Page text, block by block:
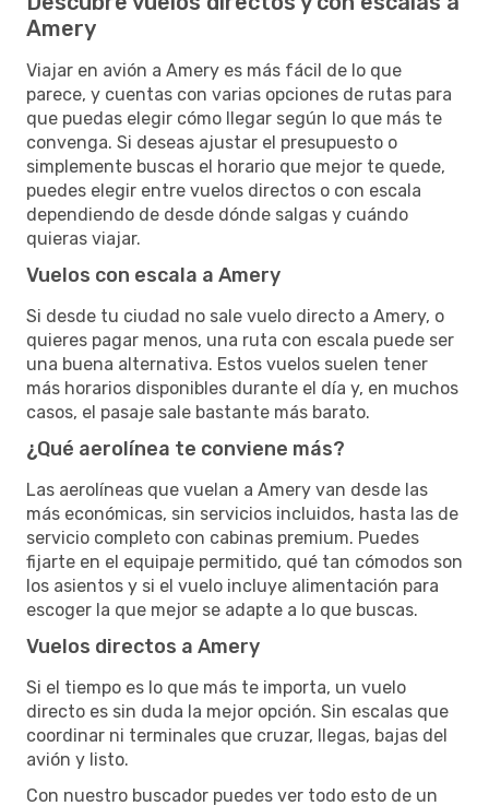
Amery
Viajar en avión a Amery es más fácil de lo que
parece, y cuentas con varias opciones de rutas para
que puedas elegir cómo llegar según lo que más te
convenga. Si deseas ajustar el presupuesto o
simplemente buscas el horario que mejor te quede,
puedes elegir entre vuelos directos o con escala
dependiendo de desde dónde salgas y cuándo
quieras viajar.
Vuelos con escala a Amery
Si desde tu ciudad no sale vuelo directo a Amery, o
quieres pagar menos, una ruta con escala puede ser
una buena alternativa. Estos vuelos suelen tener
más horarios disponibles durante el día y, en muchos
casos, el pasaje sale bastante más barato.
¿Qué aerolínea te conviene más?
Las aerolíneas que vuelan a Amery van desde las
más económicas, sin servicios incluidos, hasta las de
servicio completo con cabinas premium. Puedes
fijarte en el equipaje permitido, qué tan cómodos son
los asientos y si el vuelo incluye alimentación para
escoger la que mejor se adapte a lo que buscas.
Vuelos directos a Amery
Si el tiempo es lo que más te importa, un vuelo
directo es sin duda la mejor opción. Sin escalas que
coordinar ni terminales que cruzar, llegas, bajas del
avión y listo.
Con nuestro buscador puedes ver todo esto de un